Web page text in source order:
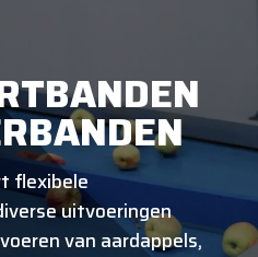
flexibele
uitvoeringen
van aardappels,